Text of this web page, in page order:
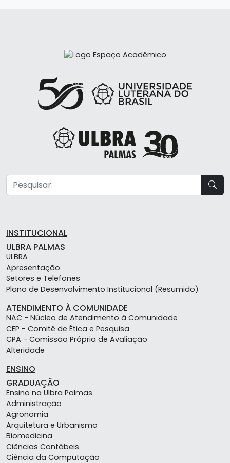
INSTITUCIONAL
ULBRA PALMAS
ULBRA
Apresentação
Setores e Telefones
Plano de Desenvolvimento Institucional (Resumido)
ATENDIMENTO À COMUNIDADE
NAC - Núcleo de Atendimento à Comunidade
CEP - Comitê de Ética e Pesquisa
CPA - Comissão Própria de Avaliação
Alteridade
ENSINO
GRADUAÇÃO
Ensino na Ulbra Palmas
Administração
Agronomia
Arquitetura e Urbanismo
Biomedicina
Ciências Contábeis
Ciência da Computação